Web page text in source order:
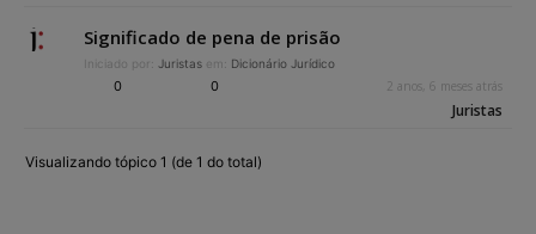
Significado de pena de prisão
Iniciado por: Juristas em: Dicionário Jurídico
0 0 2 anos, 6 meses atrás
Juristas
Visualizando tópico 1 (de 1 do total)